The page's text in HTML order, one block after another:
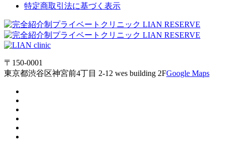
特定商取引法に基づく表示
〒150-0001
東京都渋谷区神宮前4丁目 2-12 wes building 2FGoogle Maps